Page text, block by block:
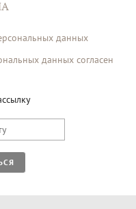
данных
данных согласен